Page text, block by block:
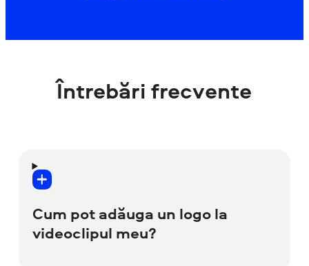
Întrebări frecvente
Cum pot adăuga un logo la
videoclipul meu?